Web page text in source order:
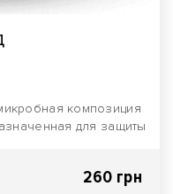
композиция
для защиты
260 грн